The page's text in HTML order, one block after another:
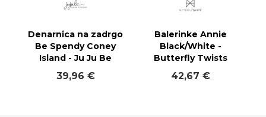
Denarnica na zadrgo
Be Spendy Coney
Island - Ju Ju Be
39,96 €
Balerinke Annie
Black/White -
Butterfly Twists
42,67 €